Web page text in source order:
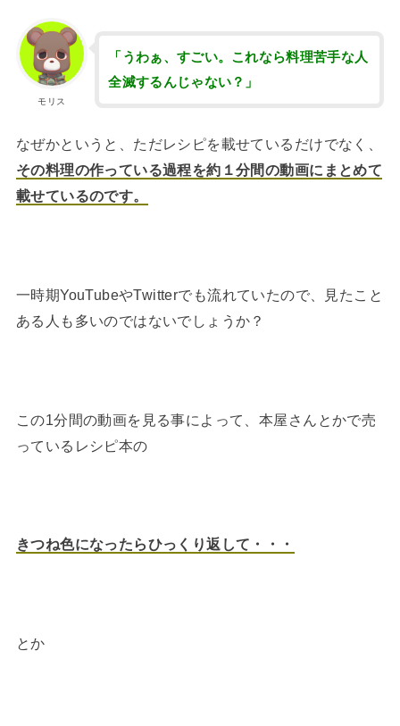
モリス
「うわぁ、すごい。これなら料理苦手な人
全滅するんじゃない？」
なぜかというと、ただレシピを載せているだけでなく、
その料理の作っている過程を約１分間の動画にまとめて
載せているのです。
一時期YouTubeやTwitterでも流れていたので、見たこと
ある人も多いのではないでしょうか？
この1分間の動画を見る事によって、本屋さんとかで売
っているレシピ本の
きつね色になったらひっくり返して・・・
とか